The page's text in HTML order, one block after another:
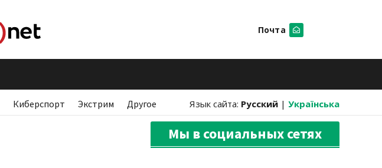
Почта
Киберспорт Экстрим Другое Язык сайта: Русский | Українська
Мы в социальных сетях